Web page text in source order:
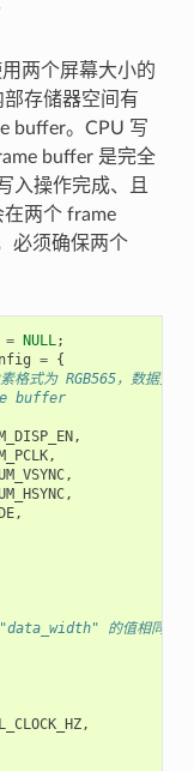
两个屏幕大小的
存储器空间有
buffer。CPU 写
buffer 是完全
入操作完成、且
在两个 frame
必须确保两个
= NULL;
= {
格式为 RGB565，数据宽
buffer
,
,
,
,
,
的值相同
,